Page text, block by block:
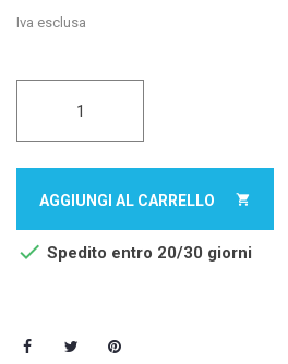
Iva esclusa
AGGIUNGI AL CARRELLO 
 Spedito entro 20/30 giorni